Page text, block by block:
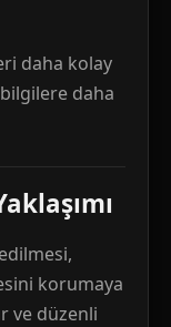
daha kolay
daha
korumaya
ve düzenli